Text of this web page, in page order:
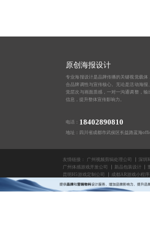
原创海报设计
专业海报设计是品牌传播的关键视觉载
合品牌调性与宣传核心。无论是活动海
觉层次与画面质感，一对一沟通调整，
信息，提升整体宣传影响力。
电话： 18402890810
地址：四川省成都市武侯区长益路蓝海
友情链接： 广州视频剪辑处理公司 深圳
广州体感游戏开发公司
新品包装设计
昆明H5游戏定制公司
成都AR游戏小程序